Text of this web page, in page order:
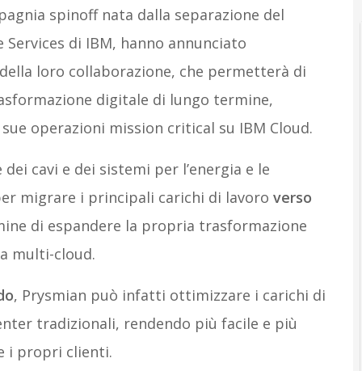
spinoff nata dalla separazione del
di IBM, hanno annunciato
loro collaborazione, che permetterà di
digitale di lungo termine,
operazioni mission critical su IBM Cloud.
cavi e dei sistemi per l’energia e le
migrare i principali carichi di lavoro verso
di espandere la propria trasformazione
multi-cloud.
, Prysmian può infatti ottimizzare i carichi di
tradizionali, rendendo più facile e più
i propri clienti.